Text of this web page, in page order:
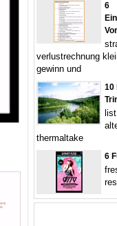
6
verlustrechnung
gewinn und
10
thermaltake
6